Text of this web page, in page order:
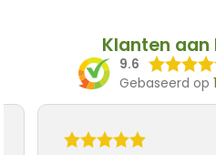
Klanten
9.6
Gebaseerd op